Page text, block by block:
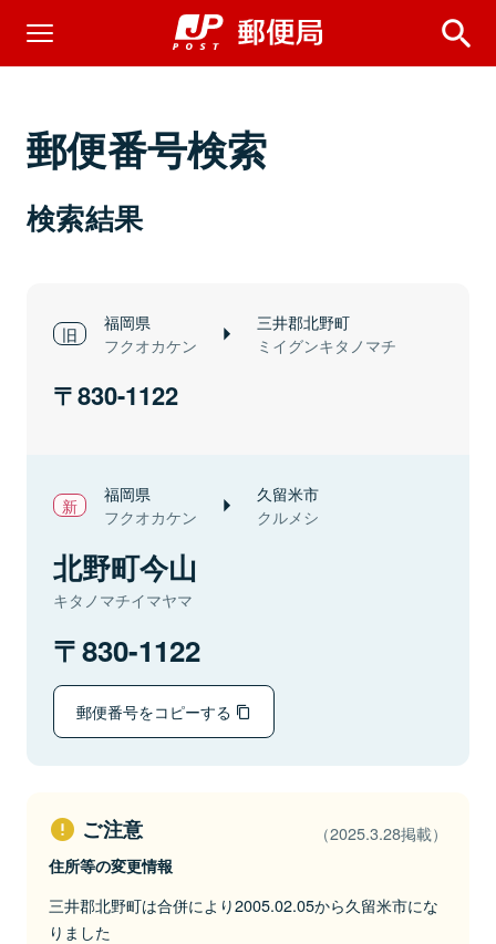
郵便番号検索
検索結果
福岡県
フクオカケン
三井郡北野町
ミイグンキタノマチ
830-1122
福岡県
フクオカケン
久留米市
クルメシ
北野町今山
キタノマチイマヤマ
830-1122
郵便番号をコピーする
ご注意 （2025.3.28掲載）
住所等の変更情報
三井郡北野町は合併により2005.02.05から久留米市にな
りました